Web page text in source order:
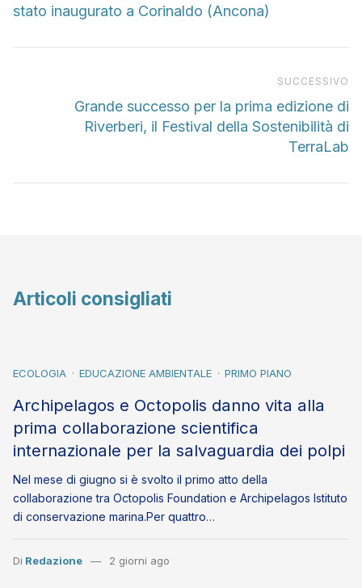
stato inaugurato a Corinaldo (Ancona)
SUCCESSIVO
Grande successo per la prima edizione di
Riverberi, il Festival della Sostenibilità di
TerraLab
Articoli consigliati
ECOLOGIA EDUCAZIONE AMBIENTALE PRIMO PIANO
Archipelagos e Octopolis danno vita alla
prima collaborazione scientifica
internazionale per la salvaguardia dei polpi
Nel mese di giugno si è svolto il primo atto della
collaborazione tra Octopolis Foundation e Archipelagos Istituto
di conservazione marina.Per quattro…
Di Redazione 2 giorni ago